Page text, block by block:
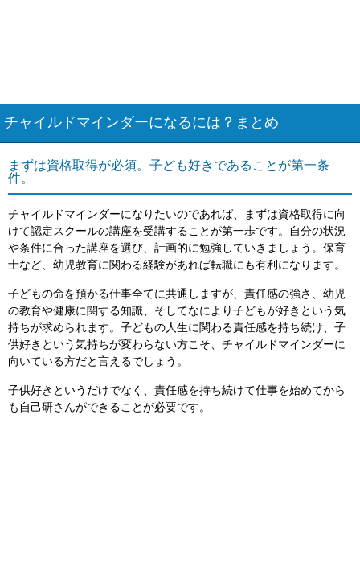
チャイルドマインダーになるには？まとめ
まずは資格取得が必須。子ども好きであることが第一条
件。
チャイルドマインダーになりたいのであれば、まずは資格取得に向
けて認定スクールの講座を受講することが第一歩です。自分の状況
や条件に合った講座を選び、計画的に勉強していきましょう。保育
士など、幼児教育に関わる経験があれば転職にも有利になります。
子どもの命を預かる仕事全てに共通しますが、責任感の強さ、幼児
の教育や健康に関する知識、そしてなにより子どもが好きという気
持ちが求められます。子どもの人生に関わる責任感を持ち続け、子
供好きという気持ちが変わらない方こそ、チャイルドマインダーに
向いている方だと言えるでしょう。
子供好きというだけでなく、責任感を持ち続けて仕事を始めてから
も自己研さんができることが必要です。